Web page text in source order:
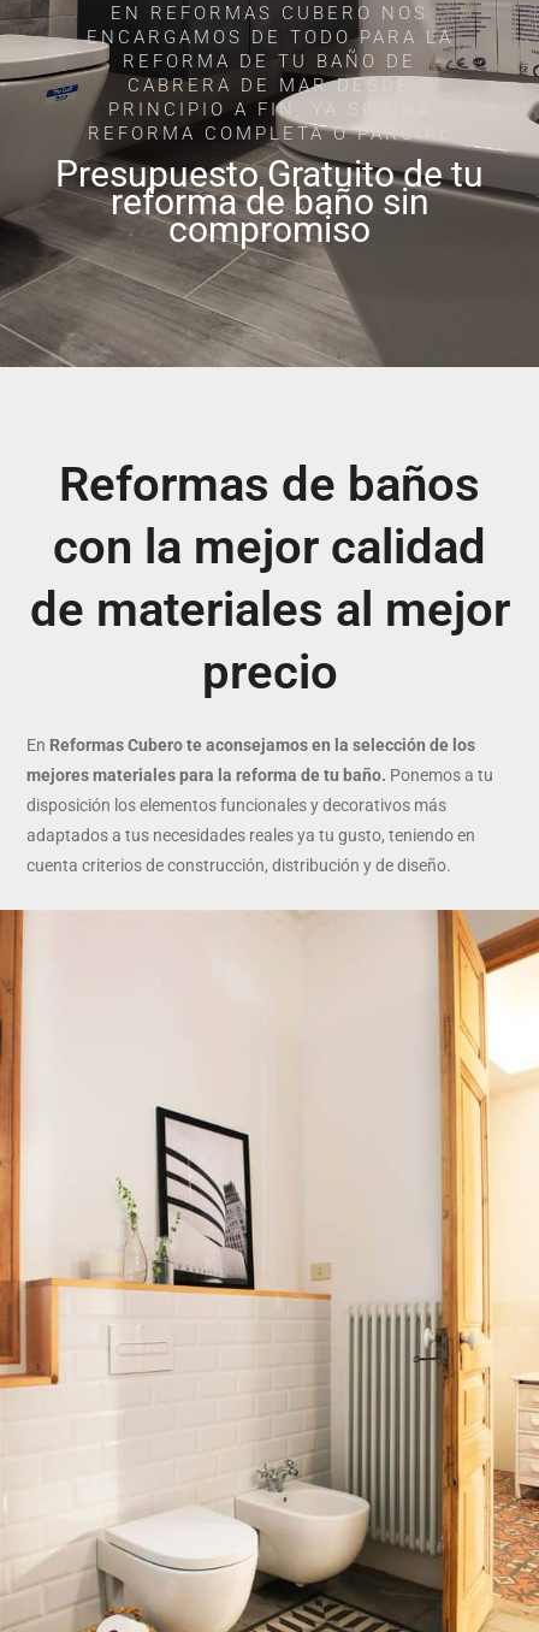
EN REFORMAS CUBERO NOS
ENCARGAMOS DE TODO PARA LA
REFORMA DE TU BAÑO DE
CABRERA DE MAR DESDE
PRINCIPIO A FIN, YA SE UNA
REFORMA COMPLETA O PARCIAL
Presupuesto Gratuito de tu
reforma de baño sin
compromiso
Reformas de baños
con la mejor calidad
de materiales al mejor
precio
En Reformas Cubero te aconsejamos en la selección de los
mejores materiales para la reforma de tu baño. Ponemos a tu
disposición los elementos funcionales y decorativos más
adaptados a tus necesidades reales ya tu gusto, teniendo en
cuenta criterios de construcción, distribución y de diseño.